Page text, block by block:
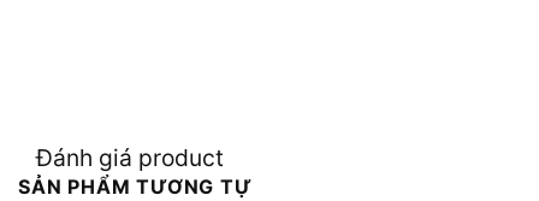
Đánh giá product
SẢN PHẨM TƯƠNG TỰ